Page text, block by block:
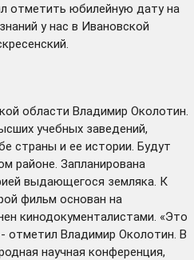
отметить юбилейную дату на
у нас в Ивановской
области Владимир Околотин.
учебных заведений,
страны и ее истории. Будут
районе. Запланирована
выдающегося земляка. К
фильм основан на
кинодокументалистами. «Это
отметил Владимир Околотин. В
научная конференция,